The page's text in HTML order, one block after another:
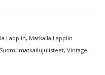
Lappiin, Matkalla Lappiin
matkailujulisteet, Vintage-